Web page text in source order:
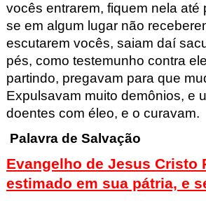
vocês entrarem, fiquem nela até
se em algum lugar não
escutarem vocês, saiam daí
pés, como testemunho contra
partindo, pregavam para que
Expulsavam muito demônios, e
doentes com éleo, e o curavam.
Palavra de Salvação
Evangelho de Jesus Cristo
estimado em sua pátria, e